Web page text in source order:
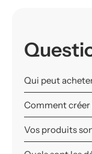
Qui peut
Comment
Vos produits